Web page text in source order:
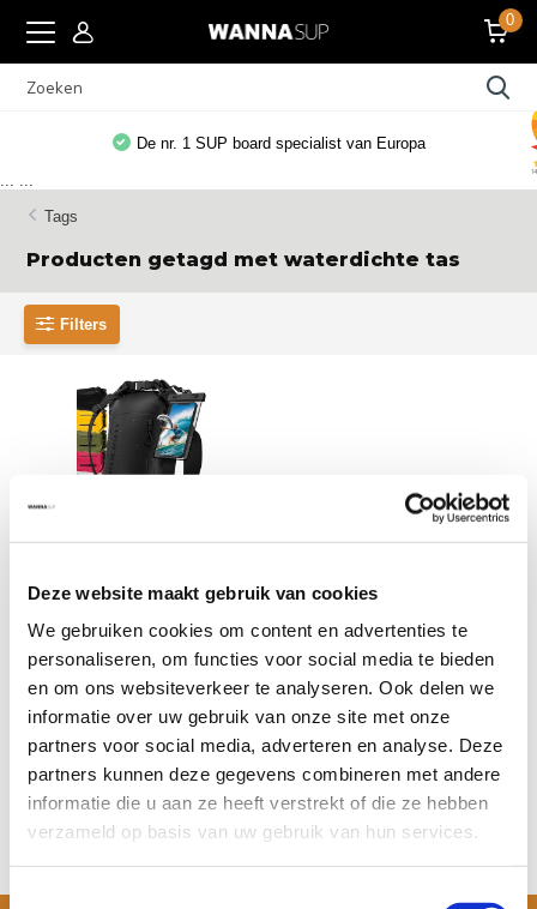
Deze website maakt gebruik van cookies
We gebruiken cookies om content en advertenties te
personaliseren, om functies voor social media te bieden
en om ons websiteverkeer te analyseren. Ook delen we
informatie over uw gebruik van onze site met onze
partners voor social media, adverteren en analyse. Deze
partners kunnen deze gegevens combineren met andere
informatie die u aan ze heeft verstrekt of die ze hebben
verzameld op basis van uw gebruik van hun services.
Toestemmingsselectie
0
De nr. 1 SUP board specialist van Europa
Tags
Producten getagd met waterdichte tas
Filters
Nordlight Waterdichte
De Nordlight waterdichte dry bag
beschermt je sp...
Op voorraad
Meer informatie
€ 27,99
Bekijken
... ...